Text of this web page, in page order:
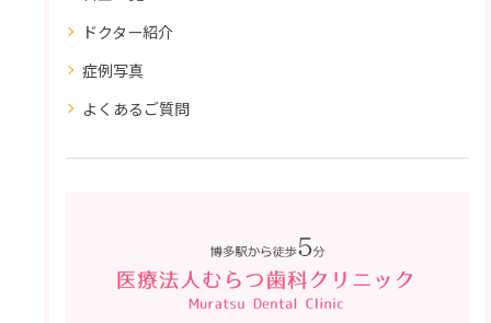
ドクター紹介
症例写真
よくあるご質問